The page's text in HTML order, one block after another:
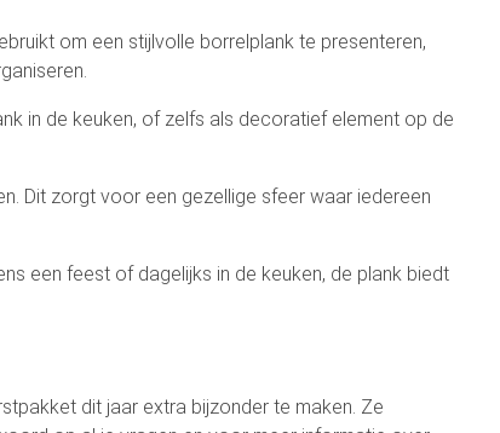
om een stijlvolle borrelplank te presenteren,
in de keuken, of zelfs als decoratief element op de
Dit zorgt voor een gezellige sfeer waar iedereen
een feest of dagelijks in de keuken, de plank biedt
dit jaar extra bijzonder te maken. Ze